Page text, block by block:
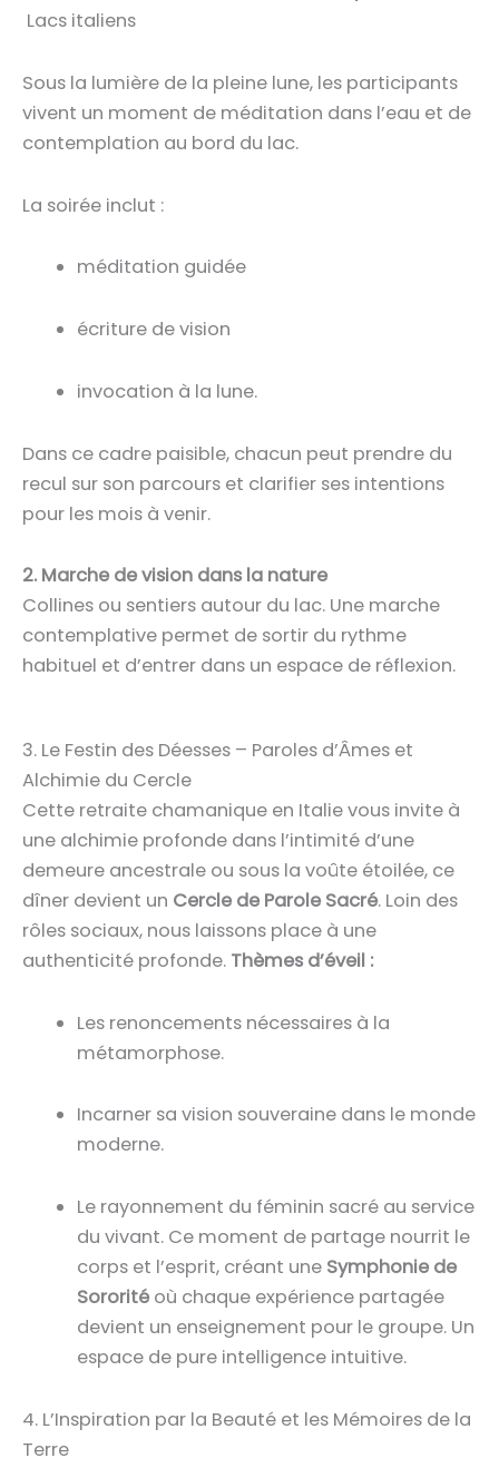
Lacs italiens
Sous la lumière de la pleine lune, les participants
vivent un moment de méditation dans l’eau et de
contemplation au bord du lac.
La soirée inclut :
méditation guidée
écriture de vision
invocation à la lune.
Dans ce cadre paisible, chacun peut prendre du
recul sur son parcours et clarifier ses intentions
pour les mois à venir.
2. Marche de vision dans la nature
Collines ou sentiers autour du lac. Une marche
contemplative permet de sortir du rythme
habituel et d’entrer dans un espace de réflexion.
3. Le Festin des Déesses – Paroles d’Âmes et
Alchimie du Cercle
Cette retraite chamanique en Italie vous invite à
une alchimie profonde dans l’intimité d’une
demeure ancestrale ou sous la voûte étoilée, ce
dîner devient un Cercle de Parole Sacré. Loin des
rôles sociaux, nous laissons place à une
authenticité profonde. Thèmes d’éveil :
Les renoncements nécessaires à la
métamorphose.
Incarner sa vision souveraine dans le monde
moderne.
Le rayonnement du féminin sacré au service
du vivant. Ce moment de partage nourrit le
corps et l’esprit, créant une Symphonie de
Sororité où chaque expérience partagée
devient un enseignement pour le groupe. Un
espace de pure intelligence intuitive.
4. L’Inspiration par la Beauté et les Mémoires de la
Terre